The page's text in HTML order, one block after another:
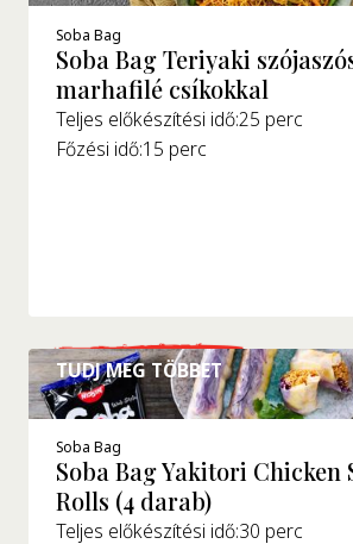
Soba Bag
Soba Bag Teriyaki
marhafilé csíkokkal
Teljes előkészítési idő:25 perc
Főzési idő:15 perc
TUDJ MEG TÖBBET
Soba Bag
Soba Bag Yakitori Chicken
Rolls (4 darab)
Teljes előkészítési idő:30 perc